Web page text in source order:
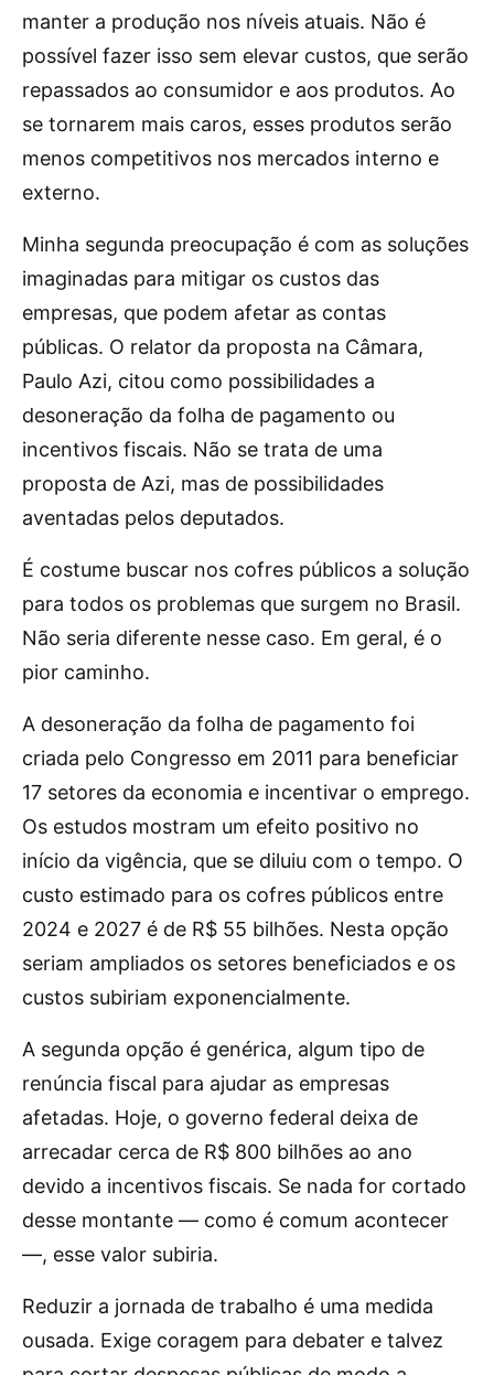
manter a produção nos níveis atuais. Não é
possível fazer isso sem elevar custos, que serão
repassados ao consumidor e aos produtos. Ao
se tornarem mais caros, esses produtos serão
menos competitivos nos mercados interno e
externo.
Minha segunda preocupação é com as soluções
imaginadas para mitigar os custos das
empresas, que podem afetar as contas
públicas. O relator da proposta na Câmara,
Paulo Azi, citou como possibilidades a
desoneração da folha de pagamento ou
incentivos fiscais. Não se trata de uma
proposta de Azi, mas de possibilidades
aventadas pelos deputados.
É costume buscar nos cofres públicos a solução
para todos os problemas que surgem no Brasil.
Não seria diferente nesse caso. Em geral, é o
pior caminho.
A desoneração da folha de pagamento foi
criada pelo Congresso em 2011 para beneficiar
17 setores da economia e incentivar o emprego.
Os estudos mostram um efeito positivo no
início da vigência, que se diluiu com o tempo. O
custo estimado para os cofres públicos entre
2024 e 2027 é de R$ 55 bilhões. Nesta opção
seriam ampliados os setores beneficiados e os
custos subiriam exponencialmente.
A segunda opção é genérica, algum tipo de
renúncia fiscal para ajudar as empresas
afetadas. Hoje, o governo federal deixa de
arrecadar cerca de R$ 800 bilhões ao ano
devido a incentivos fiscais. Se nada for cortado
desse montante — como é comum acontecer
—, esse valor subiria.
Reduzir a jornada de trabalho é uma medida
ousada. Exige coragem para debater e talvez